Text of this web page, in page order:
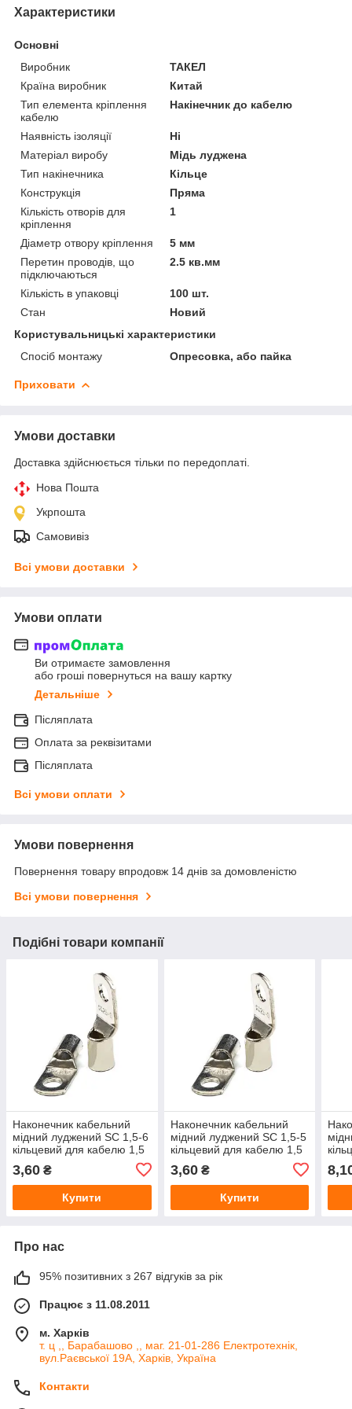
Характеристики
Основні
Виробник
ТАКЕЛ
Країна виробник
Китай
Тип елемента кріплення
кабелю
Накінечник до кабелю
Наявність ізоляції
Ні
Матеріал виробу
Мідь луджена
Тип накінечника
Кільце
Конструкція
Пряма
Кількість отворів для
кріплення
1
Діаметр отвору кріплення
5 мм
Перетин проводів, що
підключаються
2.5 кв.мм
Кількість в упаковці
100 шт.
Стан
Новий
Користувальницькі характеристики
Спосіб монтажу
Опресовка, або пайка
Приховати
Умови доставки
Доставка здійснюється тільки по передоплаті.
Нова Пошта
Укрпошта
Самовивіз
Всі умови доставки
Умови оплати
Ви отримаєте замовлення
або гроші повернуться на вашу картку
Детальніше
Післяплата
Оплата за реквізитами
Післяплата
Всі умови оплати
Умови повернення
Повернення товару впродовж 14 днів за домовленістю
Всі умови повернення
Подібні товари компанії
Наконечник кабельний
мідний луджений SC 1,5-6
кільцевий для кабелю 1,5
3,60 ₴
Купити
Наконечник кабельний
мідний луджений SC 1,5-5
кільцевий для кабелю 1,5
3,60₴
Купити
Про нас
95% позитивних з 267 відгуків за рік
Працює з 11.08.2011
м. Харків
т. ц ,, Барабашово ,, маг. 21-01-286 Електротехнік,
вул.Раєвської 19А, Харків, Україна
Контакти